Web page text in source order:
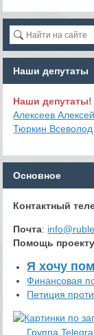
Наши депутаты
Наши депутаты!
Алексеев Алексей
Тюркин Всеволод
Основное
Контактный
Почта:
Помощь проекту
Я хочу
Финансовая
Петиция
Группа